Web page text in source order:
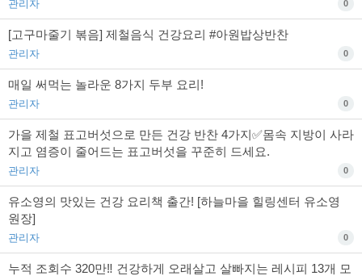
관리자 0
[고구마줄기 볶음] 제철음식 건강요리 #아원밥상반찬
관리자 0
매일 써먹는 놀라운 8가지 두부 요리!
관리자 0
가을 제철 표고버섯으로 만든 건강 반찬 4가지✅몸속 지방이 사라
지고 염증이 줄어드는 표고버섯을 꾸준히 드세요.
관리자 0
유소영의 맛있는 건강 요리책 출간! [하늘마을 힐링센터 유소영
원장]
관리자 0
누적 조회수 320만‼️ 건강하게 오래살고 살빠지는 레시피 13개 모